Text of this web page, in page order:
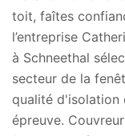
toit, faîtes
l’entreprise
à Schneethal
secteur de la
qualité d'isolation
épreuve.